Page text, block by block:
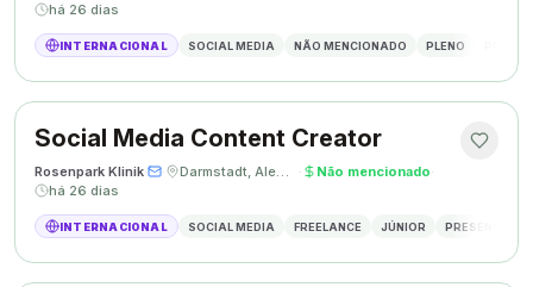
há 26 dias
INTERNACIONAL SOCIAL MEDIA NÃO MENCIONADO PLENO
Social Media Content Creator
Rosenpark Klinik· · Darmstadt, Alemanha · Não mencionado·
há 26 dias
INTERNACIONAL SOCIAL MEDIA FREELANCE JÚNIOR PRESENCIAL